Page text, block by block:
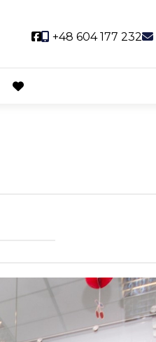
Social link
+48 604 177 232
favorite